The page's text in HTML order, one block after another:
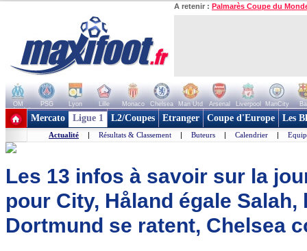
A retenir : Palmarès Coupe du
OM PSG Lyon Lille Monaco Chelsea Man Utd Arsenal Liverpool ManCity
+ de clubs
Mercato Ligue 1 L2/Coupes Etranger Coupe d'Europe Les
Actualité | Résultats & Classement | Buteurs | Calendrier |
Les 13 infos à savoir sur la
pour City, Håland égale Salah,
Dortmund se ratent, Chelsea